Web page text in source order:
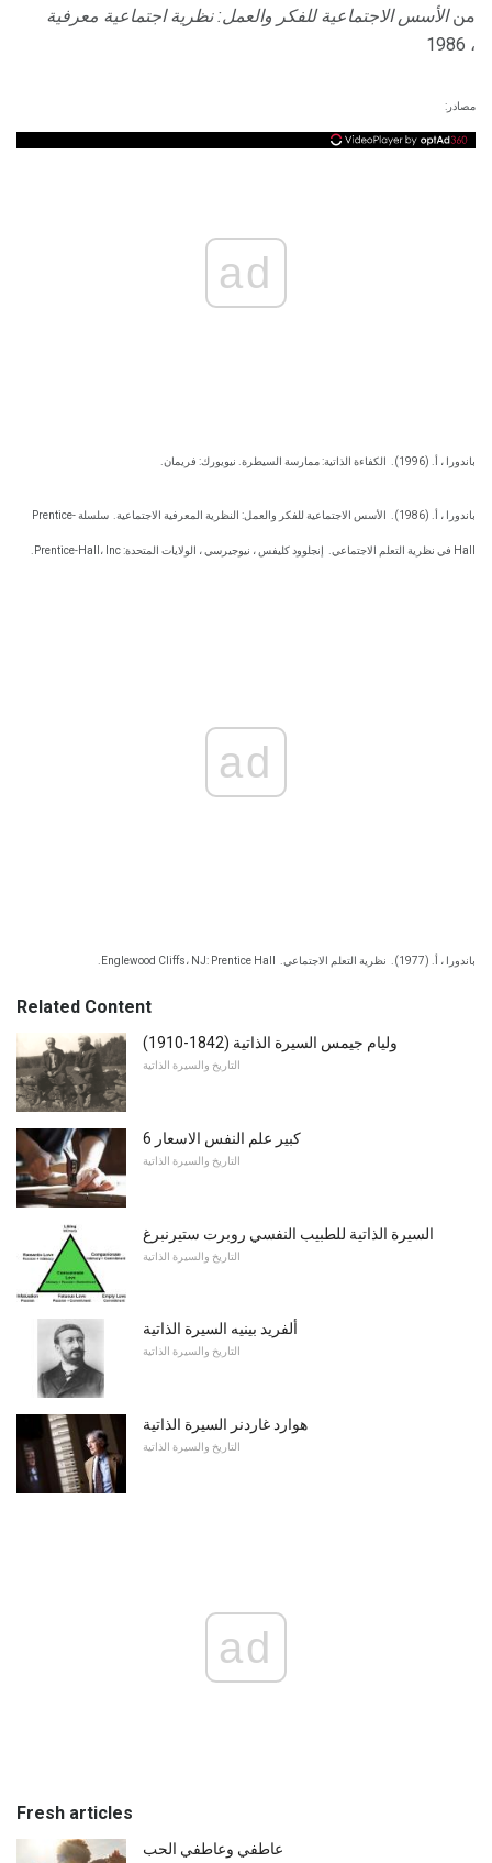
منالأسس الاجتماعية للفكر والعمل: نظرية اجتماعية معرفية
، 1986
مصادر:
ad
باندورا ، أ. (1996). الكفاءة الذاتية: ممارسة السيطرة. نيويورك: فريمان.
باندورا ، أ. (1986). الأسس الاجتماعية للفكر والعمل: النظرية المعرفية الاجتماعية. سلسلة Prentice-
Hall في نظرية التعلم الاجتماعي. إنجلوود كليفس ، نيوجيرسي ، الولايات المتحدة: Prentice-Hall، Inc.
ad
باندورا ، أ. (1977). نظرية التعلم الاجتماعي. Englewood Cliffs، NJ: Prentice Hall.
Related Content
وليام جيمس السيرة الذاتية (1842-1910)
التاريخ والسيرة الذاتية
6 كبير علم النفس الاسعار
التاريخ والسيرة الذاتية
السيرة الذاتية للطبيب النفسي روبرت ستيرنبرغ
التاريخ والسيرة الذاتية
ألفريد بينيه السيرة الذاتية
التاريخ والسيرة الذاتية
هوارد غاردنر السيرة الذاتية
التاريخ والسيرة الذاتية
ad
Fresh articles
عاطفي وعاطفي الحب